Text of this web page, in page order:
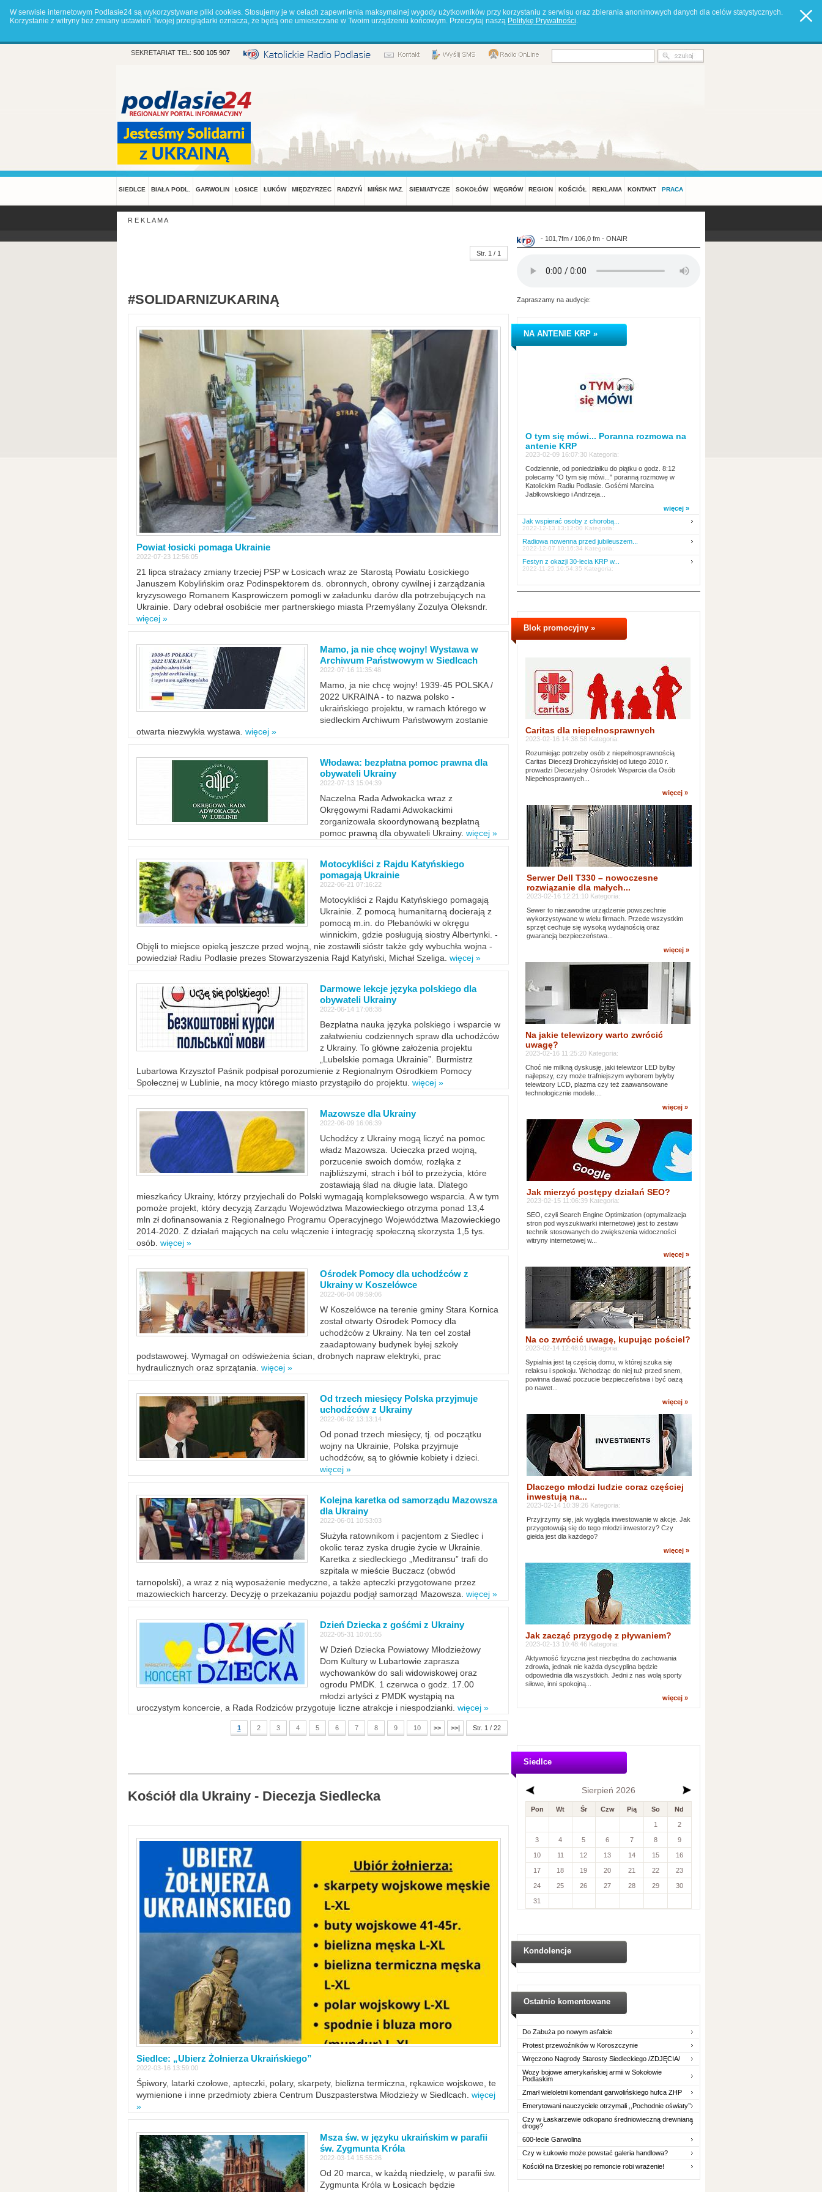
W serwisie internetowym Podlasie24 są wykorzystywane pliki cookies. Stosujemy je w celach zapewnienia maksymalnej wygody użytkowników przy korzystaniu z serwisu oraz zbierania anonimowych danych dla celów statystycznych.
Korzystanie z witryny bez zmiany ustawień Twojej przeglądarki oznacza, że będą one umieszczane w Twoim urządzeniu końcowym. Przeczytaj naszą Politykę Prywatności.
SEKRETARIAT TEL: 500 105 907
SIEDLCE BIAŁA PODL. GARWOLIN ŁOSICE ŁUKÓW MIĘDZYRZEC RADZYŃ MIŃSK MAZ. SIEMIATYCZE SOKOŁÓW WĘGRÓW REGION KOŚCIÓŁ REKLAMA KONTAKT PRACA
R E K L A M A
Str. 1 / 1
#SOLIDARNIZUKARINĄ
Powiat łosicki pomaga Ukrainie
2022-07-23 12:56:05
21 lipca strażacy zmiany trzeciej PSP w Łosicach wraz ze Starostą Powiatu Łosickiego
Januszem Kobylińskim oraz Podinspektorem ds. obronnych, obrony cywilnej i zarządzania
kryzysowego Romanem Kasprowiczem pomogli w załadunku darów dla potrzebujących na
Ukrainie. Dary odebrał osobiście mer partnerskiego miasta Przemyślany Zozulya Oleksndr.
więcej »
Mamo, ja nie chcę wojny! Wystawa w
Archiwum Państwowym w Siedlcach
2022-07-16 11:35:48
Mamo, ja nie chcę wojny! 1939-45 POLSKA /
2022 UKRAINA - to nazwa polsko -
ukraińskiego projektu, w ramach którego w
siedleckim Archiwum Państwowym zostanie
otwarta niezwykła wystawa. więcej »
Włodawa: bezpłatna pomoc prawna dla
obywateli Ukrainy
2022-07-13 15:04:39
Naczelna Rada Adwokacka wraz z
Okręgowymi Radami Adwokackimi
zorganizowała skoordynowaną bezpłatną
pomoc prawną dla obywateli Ukrainy. więcej »
Motocykliści z Rajdu Katyńskiego
pomagają Ukrainie
2022-06-21 07:16:22
Motocykliści z Rajdu Katyńskiego pomagają
Ukrainie. Z pomocą humanitarną docierają z
pomocą m.in. do Plebanówki w okręgu
winnickim, gdzie posługują siostry Albertynki. -
Objęli to miejsce opieką jeszcze przed wojną, nie zostawili sióstr także gdy wybuchła wojna -
powiedział Radiu Podlasie prezes Stowarzyszenia Rajd Katyński, Michał Szeliga. więcej »
Darmowe lekcje języka polskiego dla
obywateli Ukrainy
2022-06-14 17:08:38
Bezpłatna nauka języka polskiego i wsparcie w
załatwieniu codziennych spraw dla uchodźców
z Ukrainy. To główne założenia projektu
„Lubelskie pomaga Ukrainie”. Burmistrz
Lubartowa Krzysztof Paśnik podpisał porozumienie z Regionalnym Ośrodkiem Pomocy
Społecznej w Lublinie, na mocy którego miasto przystąpiło do projektu. więcej »
Mazowsze dla Ukrainy
2022-06-09 16:06:39
Uchodźcy z Ukrainy mogą liczyć na pomoc
władz Mazowsza. Ucieczka przed wojną,
porzucenie swoich domów, rozłąka z
najbliższymi, strach i ból to przeżycia, które
zostawiają ślad na długie lata. Dlatego
mieszkańcy Ukrainy, którzy przyjechali do Polski wymagają kompleksowego wsparcia. A w tym
pomoże projekt, który decyzją Zarządu Województwa Mazowieckiego otrzyma ponad 13,4
mln zł dofinansowania z Regionalnego Programu Operacyjnego Województwa Mazowieckiego
2014-2020. Z działań mających na celu włączenie i integrację społeczną skorzysta 1,5 tys.
osób. więcej »
Ośrodek Pomocy dla uchodźców z
Ukrainy w Koszelówce
2022-06-04 09:59:06
W Koszelówce na terenie gminy Stara Kornica
został otwarty Ośrodek Pomocy dla
uchodźców z Ukrainy. Na ten cel został
zaadaptowany budynek byłej szkoły
podstawowej. Wymagał on odświeżenia ścian, drobnych napraw elektryki, prac
hydraulicznych oraz sprzątania. więcej »
Od trzech miesięcy Polska przyjmuje
uchodźców z Ukrainy
2022-06-02 13:13:14
Od ponad trzech miesięcy, tj. od początku
wojny na Ukrainie, Polska przyjmuje
uchodźców, są to głównie kobiety i dzieci.
więcej »
Kolejna karetka od samorządu Mazowsza
dla Ukrainy
2022-06-01 10:53:03
Służyła ratownikom i pacjentom z Siedlec i
okolic teraz zyska drugie życie w Ukrainie.
Karetka z siedleckiego „Meditransu” trafi do
szpitala w mieście Buczacz (obwód
tarnopolski), a wraz z nią wyposażenie medyczne, a także apteczki przygotowane przez
mazowieckich harcerzy. Decyzję o przekazaniu pojazdu podjął samorząd Mazowsza. więcej »
Dzień Dziecka z gośćmi z Ukrainy
2022-05-31 10:01:55
W Dzień Dziecka Powiatowy Młodzieżowy
Dom Kultury w Lubartowie zaprasza
wychowanków do sali widowiskowej oraz
ogrodu PMDK. 1 czerwca o godz. 17.00
młodzi artyści z PMDK wystąpią na
uroczystym koncercie, a Rada Rodziców przygotuje liczne atrakcje i niespodzianki. więcej »
1 2 3 4 5 6 7 8 9 10 >> >>| Str. 1 / 22
Kościół dla Ukrainy - Diecezja Siedlecka
Siedlce: „Ubierz Żołnierza Ukraińskiego”
2022-03-16 13:59:00
Śpiwory, latarki czołowe, apteczki, polary, skarpety, bielizna termiczna, rękawice wojskowe, te
wymienione i inne przedmioty zbiera Centrum Duszpasterstwa Młodzieży w Siedlcach. więcej
»
Msza św. w języku ukraińskim w parafii
św. Zygmunta Króla
2022-03-14 15:55:26
Od 20 marca, w każdą niedzielę, w parafii św.
Zygmunta Króla w Łosicach będzie
- 101,7fm / 106,0 fm - ONAIR
Zapraszamy na audycje:
NA ANTENIE KRP »
O tym się mówi... Poranna rozmowa na
antenie KRP
2023-02-09 16:07:30 Kategoria:
Codziennie, od poniedziałku do piątku o godz. 8:12
polecamy "O tym się mówi..." poranną rozmowę w
Katolickim Radiu Podlasie. Gośćmi Marcina
Jabłkowskiego i Andrzeja...
więcej »
Jak wspierać osoby z chorobą...
2022-12-13 13:12:00 Kategoria:
Radiowa nowenna przed jubileuszem...
2022-12-07 10:16:34 Kategoria:
Festyn z okazji 30-lecia KRP w...
2022-11-25 10:54:35 Kategoria:
Blok promocyjny »
Caritas dla niepełnosprawnych
2023-02-16 14:38:58 Kategoria:
Rozumiejąc potrzeby osób z niepełnosprawnością
Caritas Diecezji Drohiczyńskiej od lutego 2010 r.
prowadzi Diecezjalny Ośrodek Wsparcia dla Osób
Niepełnosprawnych...
więcej »
Serwer Dell T330 – nowoczesne
rozwiązanie dla małych...
2023-02-16 12:21:10 Kategoria:
Sewer to niezawodne urządzenie powszechnie
wykorzystywane w wielu firmach. Przede wszystkim
sprzęt cechuje się wysoką wydajnością oraz
gwarancją bezpieczeństwa...
więcej »
Na jakie telewizory warto zwrócić
uwagę?
2023-02-16 11:25:20 Kategoria:
Choć nie milkną dyskusję, jaki telewizor LED byłby
najlepszy, czy może trafniejszym wyborem byłyby
telewizory LCD, plazma czy też zaawansowane
technologicznie modele....
więcej »
Jak mierzyć postępy działań SEO?
2023-02-15 11:06:39 Kategoria:
SEO, czyli Search Engine Optimization (optymalizacja
stron pod wyszukiwarki internetowe) jest to zestaw
technik stosowanych do zwiększenia widoczności
witryny internetowej w...
więcej »
Na co zwrócić uwagę, kupując pościel?
2023-02-14 12:48:01 Kategoria:
Sypialnia jest tą częścią domu, w której szuka się
relaksu i spokoju. Wchodząc do niej tuż przed snem,
powinna dawać poczucie bezpieczeństwa i być oazą
po nawet...
więcej »
Dlaczego młodzi ludzie coraz częściej
inwestują na...
2023-02-14 10:39:26 Kategoria:
Przyjrzymy się, jak wygląda inwestowanie w akcje. Jak
przygotowują się do tego młodzi inwestorzy? Czy
giełda jest dla każdego?
więcej »
Jak zacząć przygodę z pływaniem?
2023-02-13 10:48:46 Kategoria:
Aktywność fizyczna jest niezbędna do zachowania
zdrowia, jednak nie każda dyscyplina będzie
odpowiednia dla wszystkich. Jedni z nas wolą sporty
siłowe, inni spokojną...
więcej »
Siedlce
Sierpień 2026
Pon Wt Śr Czw Pią So Nd
1 2
3 4 5 6 7 8 9
10 11 12 13 14 15 16
17 18 19 20 21 22 23
24 25 26 27 28 29 30
31
Kondolencje
Ostatnio komentowane
Do Zabuża po nowym asfalcie
Protest przewoźników w Koroszczynie
Wręczono Nagrody Starosty Siedleckiego /ZDJĘCIA/
Wozy bojowe amerykańskiej armii w Sokołowie
Podlaskim
Zmarł wieloletni komendant garwolińskiego hufca ZHP
Emerytowani nauczyciele otrzymali ,,Pochodnie oświaty’’
Czy w Łaskarzewie odkopano średniowieczną drewnianą
drogę?
600-lecie Garwolina
Czy w Łukowie może powstać galeria handlowa?
Kościół na Brzeskiej po remoncie robi wrażenie!